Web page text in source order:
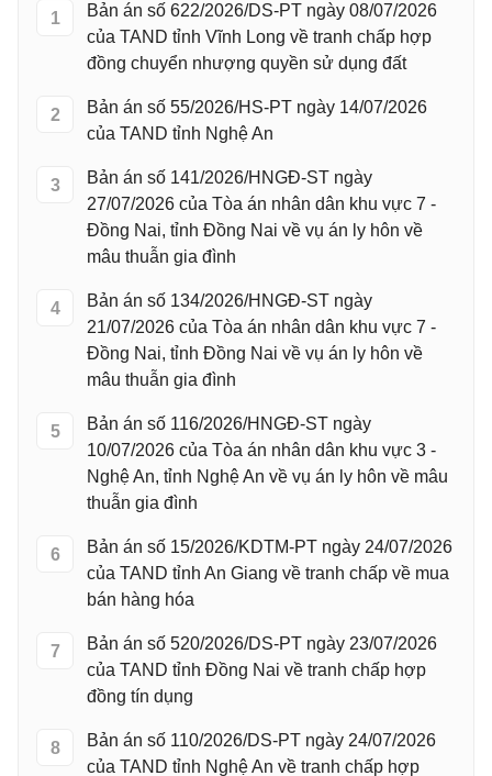
1
Bản án số 622/2026/DS-PT ngày 08/07/2026
của TAND tỉnh Vĩnh Long về tranh chấp hợp
đồng chuyển nhượng quyền sử dụng đất
2
Bản án số 55/2026/HS-PT ngày 14/07/2026
của TAND tỉnh Nghệ An
3
Bản án số 141/2026/HNGĐ-ST ngày
27/07/2026 của Tòa án nhân dân khu vực 7 -
Đồng Nai, tỉnh Đồng Nai về vụ án ly hôn về
mâu thuẫn gia đình
4
Bản án số 134/2026/HNGĐ-ST ngày
21/07/2026 của Tòa án nhân dân khu vực 7 -
Đồng Nai, tỉnh Đồng Nai về vụ án ly hôn về
mâu thuẫn gia đình
5
Bản án số 116/2026/HNGĐ-ST ngày
10/07/2026 của Tòa án nhân dân khu vực 3 -
Nghệ An, tỉnh Nghệ An về vụ án ly hôn về mâu
thuẫn gia đình
6
Bản án số 15/2026/KDTM-PT ngày 24/07/2026
của TAND tỉnh An Giang về tranh chấp về mua
bán hàng hóa
7
Bản án số 520/2026/DS-PT ngày 23/07/2026
của TAND tỉnh Đồng Nai về tranh chấp hợp
đồng tín dụng
8
Bản án số 110/2026/DS-PT ngày 24/07/2026
của TAND tỉnh Nghệ An về tranh chấp hợp